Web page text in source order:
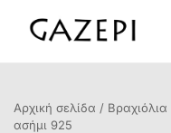
Αρχική σελίδα / Βραχιόλια
ασήμι 925